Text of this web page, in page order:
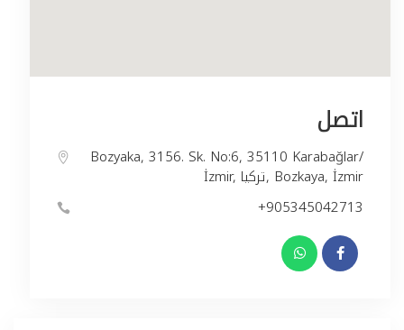
اتصل
Bozyaka, 3156. Sk. No:6, 35110 Karabağlar/
İzmir, تركيا, Bozkaya, İzmir
+905345042713